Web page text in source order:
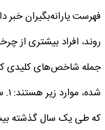
فهرست یارانه‌بگیران خبر
روند، افراد بیشتری از
جمله شاخص‌های کلیدی که
شده، موارد زیر هستند:
که طی یک سال گذشته بیش از ۵ سفر خارجی